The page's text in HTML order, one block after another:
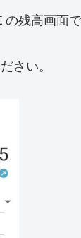
残高画面で
さい。